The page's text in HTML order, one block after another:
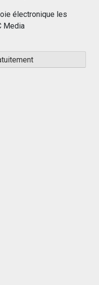
électronique les
Media